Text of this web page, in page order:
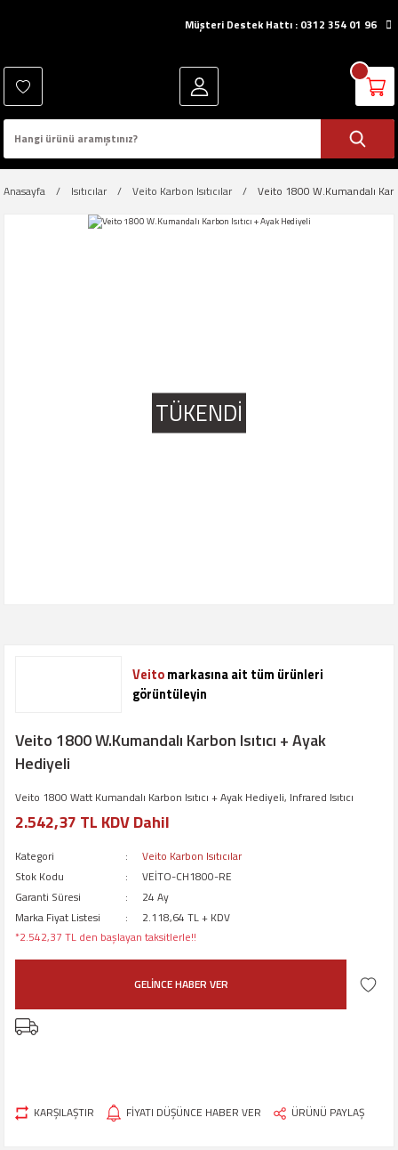
Müşteri Destek Hattı : 0312 354 01 96
Anasayfa Isıtıcılar Veito Karbon Isıtıcılar Veito 1800 W.Kumandalı
TÜKENDİ
Veitomarkasına ait tüm ürünleri
görüntüleyin
Veito 1800 W.Kumandalı Karbon Isıtıcı + Ayak
Hediyeli
Veito 1800 Watt Kumandalı Karbon Isıtıcı + Ayak Hediyeli, Infrared Isıtıcı
2.542,37 TL KDV Dahil
Kategori
Veito Karbon Isıtıcılar
Stok Kodu
VEİTO-CH1800-RE
Garanti Süresi
24 Ay
Marka Fiyat Listesi
2.118,64 TL + KDV
*2.542,37 TL den başlayan taksitlerle!!
GELİNCE HABER VER
KARŞILAŞTIR FİYATI DÜŞÜNCE HABER VER ÜRÜNÜ PAYLAŞ